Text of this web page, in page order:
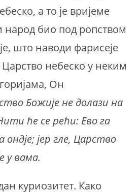
а то је вријеме
народ био под ропством
што наводи фарисеје
Царство небеско у неким
Он
Божије не долази на
ће се рећи: Ево га
ондје; јер гле, Царство
у вама.
куриозитет. Како